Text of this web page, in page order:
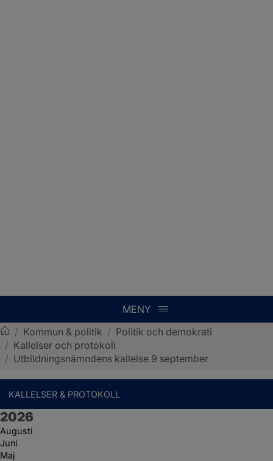
MENY
Sotenäs kommun
/ Kommun & politik / Politik och demokrati
/ Kallelser och protokoll
/ Utbildningsnämndens kallelse 9 september
KALLELSER & PROTOKOLL
År:
2026
Augusti
Juni
Maj